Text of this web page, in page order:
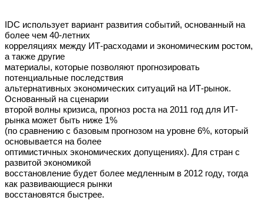
IDC использует вариант развития событий, основанный на
более чем 40-летних
корреляциях между ИТ-расходами и экономическим ростом,
а также другие
материалы, которые позволяют прогнозировать
потенциальные последствия
альтернативных экономических ситуаций на ИТ-рынок.
Основанный на сценарии
второй волны кризиса, прогноз роста на 2011 год для ИТ-
рынка может быть ниже 1%
(по сравнению с базовым прогнозом на уровне 6%, который
основывается на более
оптимистичных экономических допущениях). Для стран с
развитой экономикой
восстановление будет более медленным в 2012 году, тогда
как развивающиеся рынки
восстановятся быстрее.